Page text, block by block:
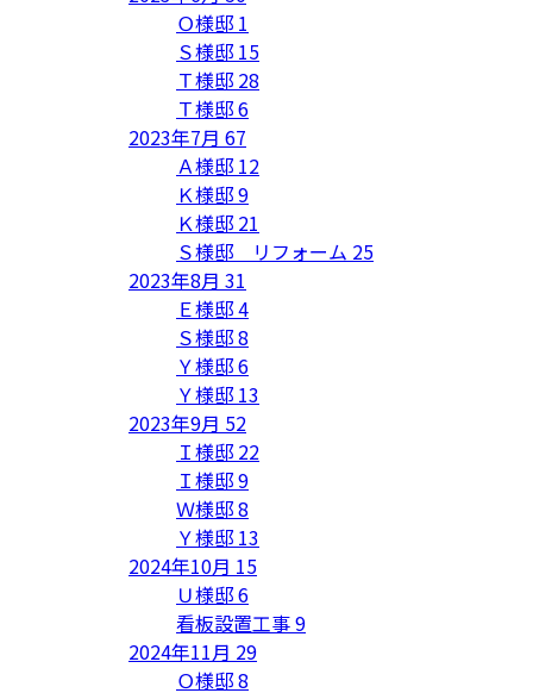
Ｏ様邸 1
Ｓ様邸 15
Ｔ様邸 28
Ｔ様邸6
2023年7月 67
Ａ様邸 12
Ｋ様邸9
Ｋ様邸 21
Ｓ様邸 リフォーム 25
2023年8月 31
Ｅ様邸4
Ｓ様邸8
Ｙ様邸6
Ｙ様邸 13
2023年9月 52
Ｉ様邸 22
Ｉ様邸9
Ｗ様邸8
Ｙ様邸 13
2024年10月 15
Ｕ様邸6
看板設置工事9
2024年11月 29
Ｏ様邸8